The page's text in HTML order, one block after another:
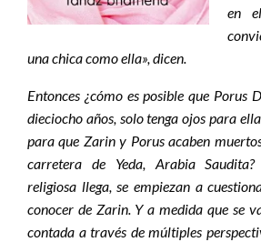
en
una chica como ella», dicen.
Entonces ¿cómo es posible que Porus
dieciocho años, solo tenga ojos para
para que Zarin y Porus acaben
carretera de Yeda, Arabia
religiosa llega, se empiezan a
conocer de Zarin. Y a medida que se
contada a través de múltiples